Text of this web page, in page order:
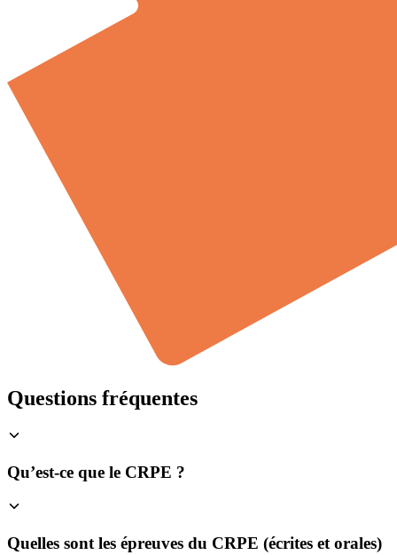
Questions fréquentes
Qu’est-ce que le CRPE ?
Quelles sont les épreuves du CRPE (écrites et orales)